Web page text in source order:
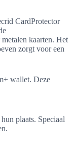
CardProtector
kaarten. Het
zorgt voor een
wallet. Deze
plaats. Speciaal